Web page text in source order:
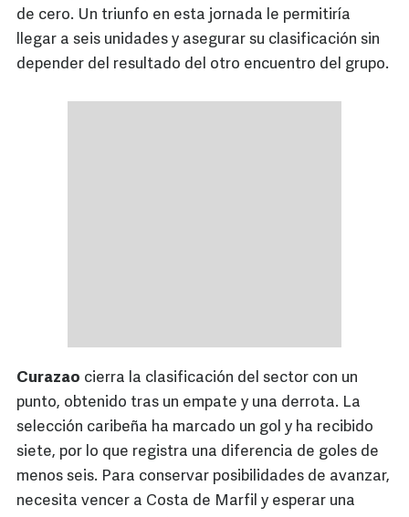
de cero. Un triunfo en esta jornada le permitiría
llegar a seis unidades y asegurar su clasificación sin
depender del resultado del otro encuentro del grupo.
Curazao cierra la clasificación del sector con un
punto, obtenido tras un empate y una derrota. La
selección caribeña ha marcado un gol y ha recibido
siete, por lo que registra una diferencia de goles de
menos seis. Para conservar posibilidades de avanzar,
necesita vencer a Costa de Marfil y esperar una